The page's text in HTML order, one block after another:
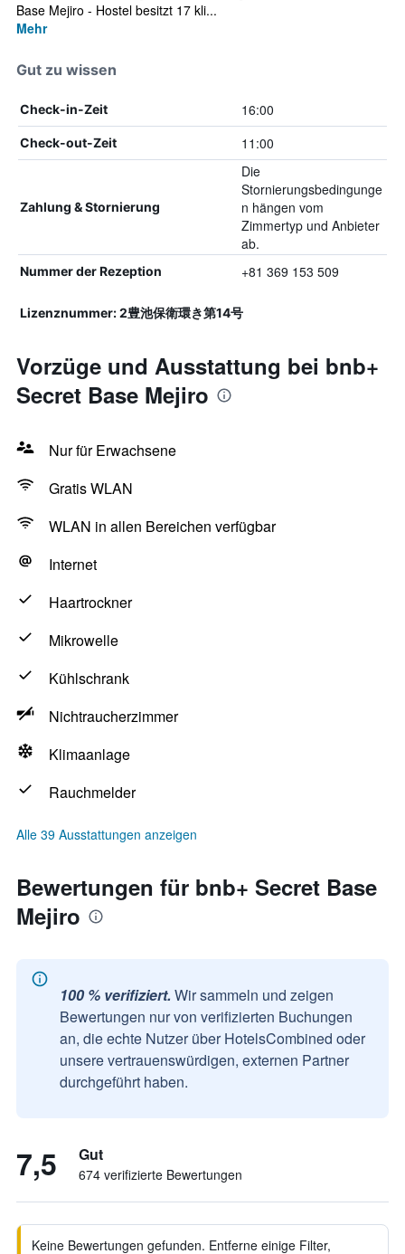
Base Mejiro - Hostel besitzt 17 kli...
Mehr
Gut zu wissen
Check-in-Zeit 16:00
Check-out-Zeit 11:00
Zahlung & Stornierung
Die
Stornierungsbedingunge
n hängen vom
Zimmertyp und Anbieter
ab.
Nummer der Rezeption +81 369 153 509
Lizenznummer: 2豊池保衛環き第14号
Vorzüge und Ausstattung bei bnb+
Secret Base Mejiro
Nur für Erwachsene
Gratis WLAN
WLAN in allen Bereichen verfügbar
Internet
Haartrockner
Mikrowelle
Kühlschrank
Nichtraucherzimmer
Klimaanlage
Rauchmelder
Alle 39 Ausstattungen anzeigen
Bewertungen für bnb+ Secret Base
Mejiro
100 % verifiziert. Wir sammeln und zeigen
Bewertungen nur von verifizierten Buchungen
an, die echte Nutzer über HotelsCombined oder
unsere vertrauenswürdigen, externen Partner
durchgeführt haben.
7,5 Gut
674 verifizierte Bewertungen
Keine Bewertungen gefunden. Entferne einige Filter,